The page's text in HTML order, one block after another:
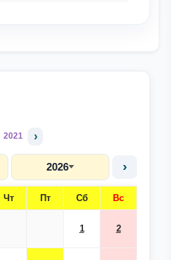
2021 ›
2026 ›
Чт Пт Сб Вс
1 2